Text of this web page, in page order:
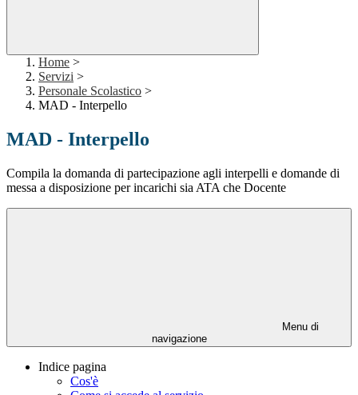
Home >
Servizi >
Personale Scolastico >
MAD - Interpello
MAD - Interpello
Compila la domanda di partecipazione agli interpelli e domande di
messa a disposizione per incarichi sia ATA che Docente
Menu di
navigazione
Indice pagina
Cos'è